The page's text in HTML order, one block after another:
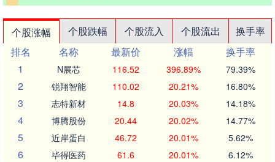
个股涨幅 个股跌幅 个股流入 个股流出
换手率
排名
名称 最新价 涨幅
换手率
1
N展芯 116.52 396.89% 79.39%
2 锐翔智能 110.02 20.21% 16.80%
3 志特新材 14.8 20.03% 14.18%
4 博腾股份 20.44 20.02% 14.77%
5 近岸蛋白 46.72 20.01% 5.62%
6 毕得医药 61.6 20.01% 6.12%